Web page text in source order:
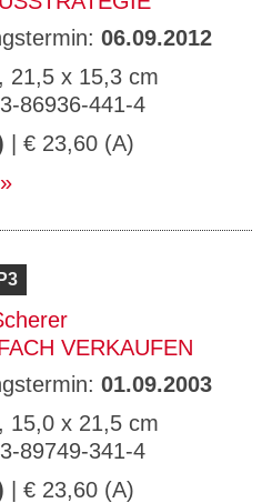
06.09.2012
21,5 x 15,3 cm
86936-441-4
| € 23,60 (A)
VERKAUFEN
01.09.2003
15,0 x 21,5 cm
89749-341-4
| € 23,60 (A)